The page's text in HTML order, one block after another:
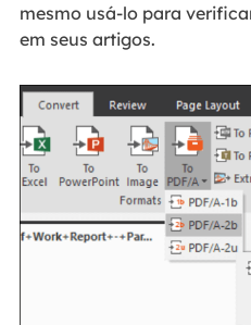
mesmo usá-lo para
em seus artigos.